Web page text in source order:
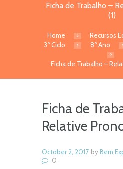
Ficha de Trabalho –
(1)
Home
Recursos
3º Ciclo
8º Ano
Ficha de Trabalho –
Ficha de
Relative
October 2, 2017 byBem
0